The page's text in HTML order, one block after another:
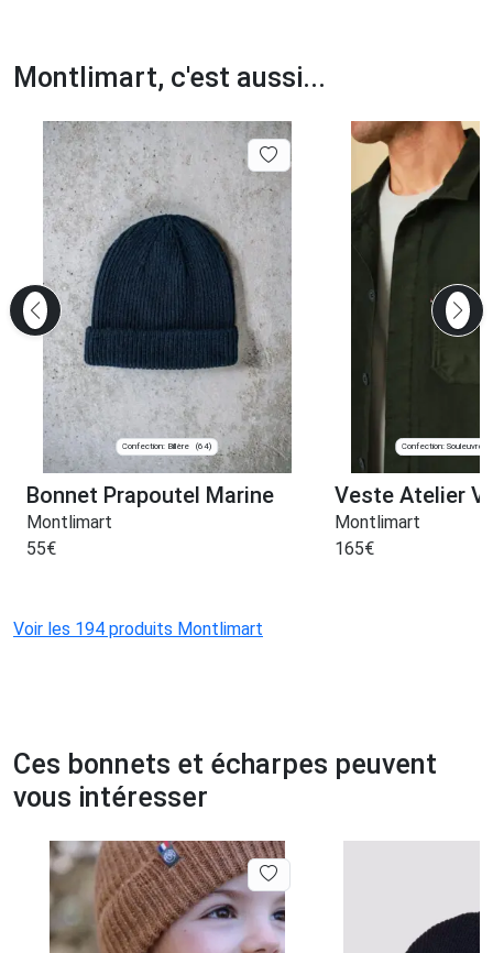
Montlimart, c'est aussi...
Confection: Billère (64)
Bonnet Prapoutel Marine
Montlimart
55€
Confection: Souleuvre
Veste Atelier
Montlimart
165€
Voir les 194 produits Montlimart
Ces bonnets et écharpes peuvent
vous intéresser